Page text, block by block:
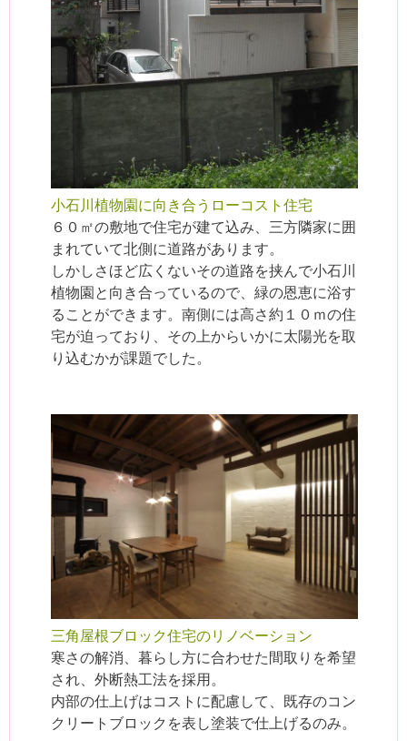
小石川植物園に向き合うローコスト住宅
６０㎡の敷地で住宅が建て込み、三方隣家に囲
まれていて北側に道路があります。
しかしさほど広くないその道路を挟んで小石川
植物園と向き合っているので、緑の恩恵に浴す
ることができます。南側には高さ約１０ｍの住
宅が迫っており、その上からいかに太陽光を取
り込むかが課題でした。
三角屋根ブロック住宅のリノベーション
寒さの解消、暮らし方に合わせた間取りを希望
され、外断熱工法を採用。
内部の仕上げはコストに配慮して、既存のコン
クリートブロックを表し塗装で仕上げるのみ。